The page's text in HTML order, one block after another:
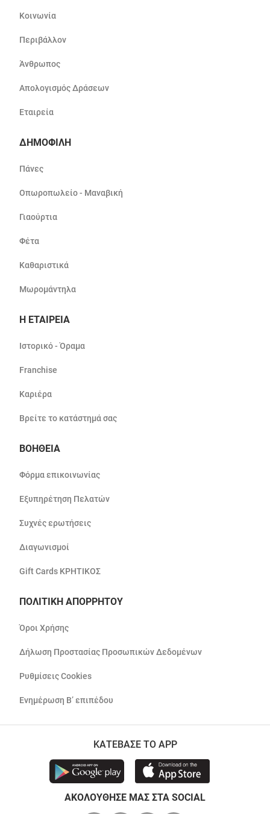
Κοινωνία
Περιβάλλον
Άνθρωπος
Απολογισμός Δράσεων
Εταιρεία
ΔΗΜΟΦΙΛΗ
Πάνες
Οπωροπωλείο - Μαναβική
Γιαούρτια
Φέτα
Καθαριστικά
Μωρομάντηλα
Η ΕΤΑΙΡΕΙΑ
Ιστορικό - Όραμα
Franchise
Καριέρα
Βρείτε το κατάστημά σας
ΒΟΗΘΕΙΑ
Φόρμα επικοινωνίας
Εξυπηρέτηση Πελατών
Συχνές ερωτήσεις
Διαγωνισμοί
Gift Cards ΚΡΗΤΙΚΟΣ
ΠΟΛΙΤΙΚΗ ΑΠΟΡΡΗΤΟΥ
Όροι Χρήσης
Δήλωση Προστασίας Προσωπικών Δεδομένων
Ρυθμίσεις Cookies
Ενημέρωση Β’ επιπέδου
ΚΑΤΕΒΑΣΕ ΤΟ APP
ΑΚΟΛΟΥΘΗΣΕ ΜΑΣ ΣΤΑ SOCIAL